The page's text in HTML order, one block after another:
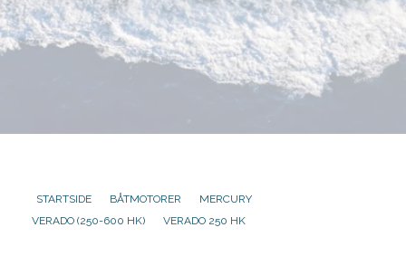
Båtverksted
Båtopplag
STARTSIDE BÅTMOTORER
MERCURY
VERADO (250-600 HK)
VERADO 250 HK